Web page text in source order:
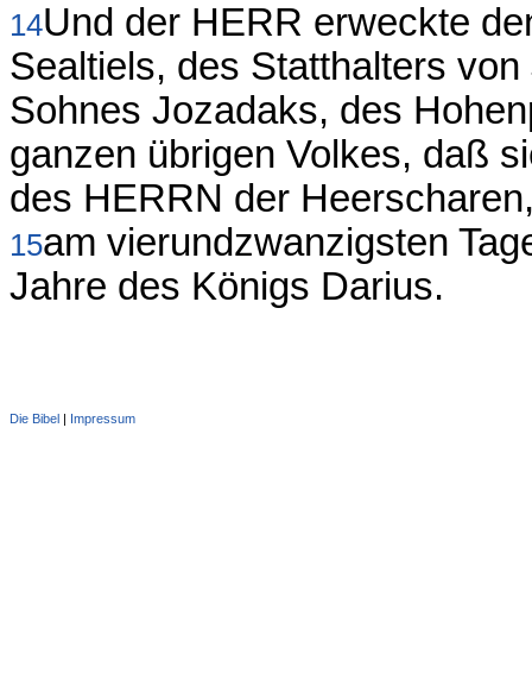
14Und der HERR erweckte
Sealtiels, des Statthalters
Sohnes Jozadaks, des
ganzen übrigen Volkes, daß
des HERRN der
15am vierundzwanzigsten
Jahre des Königs Darius.
Die Bibel Impressum